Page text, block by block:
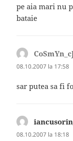
pe aia mari nu
bataie
08.10.2007 la 17:58
sar putea sa fi
08.10.2007 la 18:18